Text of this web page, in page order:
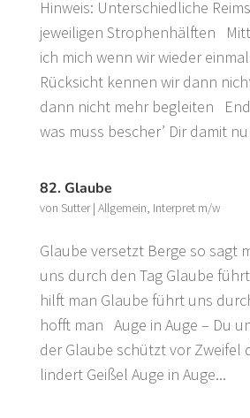
Hinweis: Unterschiedliche
jeweiligen Strophenhälften
ich mich wenn wir wieder
Rücksicht kennen wir dann
dann nicht mehr begleiten
was muss bescher’ Dir damit
82. Glaube
von Sutter| Allgemein, Interpret m/w
Glaube versetzt Berge so sagt
uns durch den Tag Glaube
hilft man Glaube führt uns
hofft man Auge in Auge – Du
der Glaube schützt vor Zweifel
lindert Geißel Auge in Auge...